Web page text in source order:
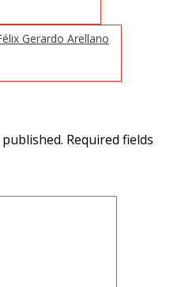
Gerardo Arellano
Required fields